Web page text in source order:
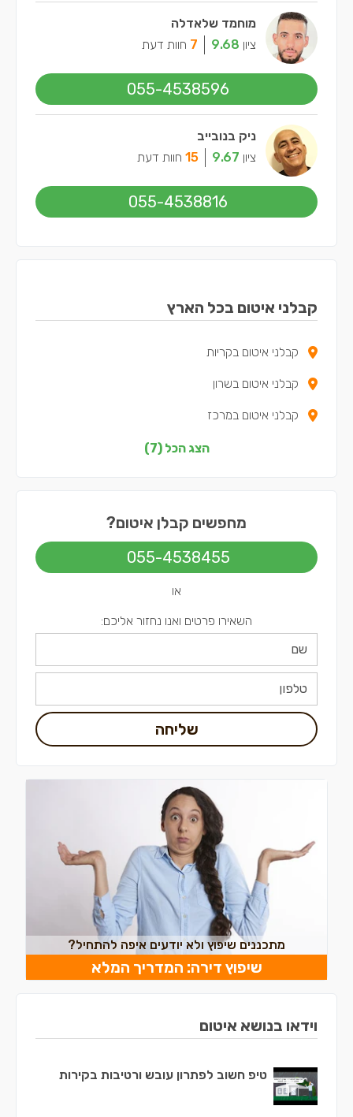
מוחמד שלאדלה
ציון 9.68
7 חוות דעת
055-4538596
ניק בנובייב
ציון 9.67
15 חוות דעת
055-4538816
קבלני איטום בכל הארץ
קבלני איטום בקריות
קבלני איטום בשרון
קבלני איטום במרכז
קבלני איטום בשפלה
קבלני איטום בתל אביב
הצג הכל (7)
מחפשים קבלן איטום?
055-4538455
או
השאירו פרטים ואנו נחזור אליכם:
שליחה
מתכננים שיפוץ ולא יודעים איפה להתחיל?
שיפוץ דירה: המדריך המלא
וידאו בנושא איטום
טיפ חשוב לפתרון עובש ורטיבות בקירות